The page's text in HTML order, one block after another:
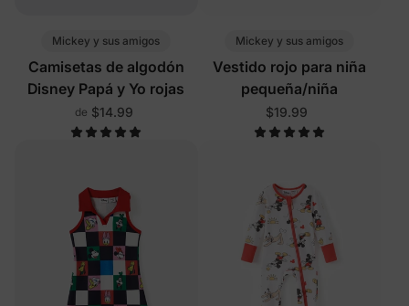
Mickey y sus amigos
Camisetas de algodón
Disney Papá y Yo rojas
de $14.99
Mickey y sus amigos
Vestido rojo para niña
pequeña/niña
$19.99